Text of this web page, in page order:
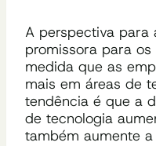
A perspectiva para
promissora para
medida que as
mais em áreas de
tendência é que a
de tecnologia
também aumente